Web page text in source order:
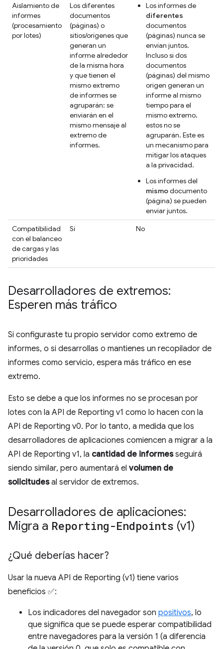
Aislamiento de
informes
(procesamiento
por lotes)
Los diferentes
documentos
(páginas) o
sitios/orígenes que
generan un
informe alrededor
de la misma hora
y que tienen el
mismo extremo
de informes se
agruparán: se
enviarán en el
mismo mensaje al
extremo de
informes.
Los informes de
diferentes
documentos
(páginas) nunca se
envían juntos.
Incluso si dos
documentos
(páginas) del mismo
origen generan un
informe al mismo
tiempo para el
mismo extremo,
estos no se
agruparán. Este es
un mecanismo para
mitigar los ataques
a la privacidad.
Los informes del
mismodocumento
(página) se pueden
enviar juntos.
Compatibilidad
con el balanceo
de cargas y las
prioridades
Sí No
Desarrolladores de extremos:
Esperen más tráfico
Si configuraste tu propio servidor como extremo de
informes, o si desarrollas o mantienes un recopilador de
informes como servicio, espera más tráfico en ese
extremo.
Esto se debe a que los informes no se procesan por
lotes con la API de Reporting v1 como lo hacen con la
API de Reporting v0. Por lo tanto, a medida que los
desarrolladores de aplicaciones comiencen a migrar a la
API de Reporting v1, la cantidad de informesseguirá
siendo similar, pero aumentará el volumen de
solicitudesal servidor de extremos.
Desarrolladores de aplicaciones:
Migra a Reporting-Endpoints (v1)
¿Qué deberías hacer?
Usar la nueva API de Reporting (v1) tiene varios
beneficios ✅:
Los indicadores del navegador son positivos, lo
que significa que se puede esperar compatibilidad
entre navegadores para la versión 1 (a diferencia